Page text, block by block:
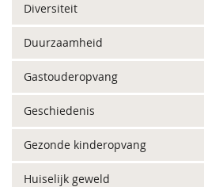
Diversiteit
Duurzaamheid
Gastouderopvang
Geschiedenis
Gezonde kinderopvang
Huiselijk geweld